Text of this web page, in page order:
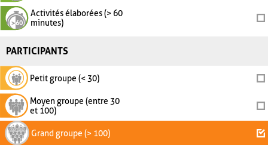
Activités élaborées (> 60
minutes)
PARTICIPANTS
Petit groupe (< 30)
Moyen groupe (entre 30
et 100)
Grand groupe (> 100)